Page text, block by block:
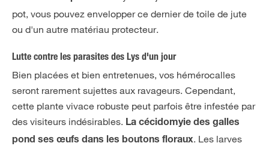
pot, vous pouvez envelopper ce dernier de toile de jute
ou d'un autre matériau protecteur.
Lutte contre les parasites des Lys d'un jour
Bien placées et bien entretenues, vos hémérocalles
seront rarement sujettes aux ravageurs. Cependant,
cette plante vivace robuste peut parfois être infestée par
des visiteurs indésirables. La cécidomyie des galles
pond ses œufs dans les boutons floraux. Les larves